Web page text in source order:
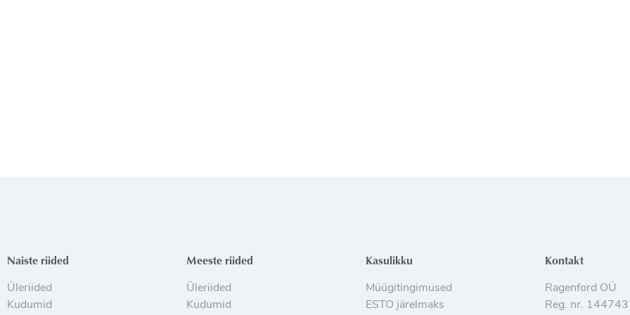
Naiste riided
Üleriided
Kudumid
Meeste riided
Üleriided
Kudumid
Kasulikku
Müügitingimused
ESTO järelmaks
Kontakt
Ragenford OÜ
Reg. nr.